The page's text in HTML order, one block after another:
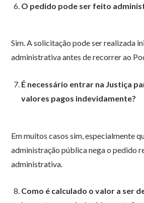
O pedido pode ser feito
Sim. A solicitação pode ser realizada
administrativa antes de recorrer ao
É necessário entrar na Justiça
valores pagos indevidamente?
Em muitos casos sim, especialmente
administração pública nega o pedido
administrativa.
Como é calculado o valor a ser